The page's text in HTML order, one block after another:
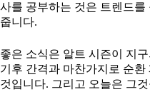
사를 공부하는 것은 트렌드를
줍니다.
좋은 소식은 알트 시즌이 지
기후 간격과 마찬가지로 순환
것입니다. 그리고 오늘은 그